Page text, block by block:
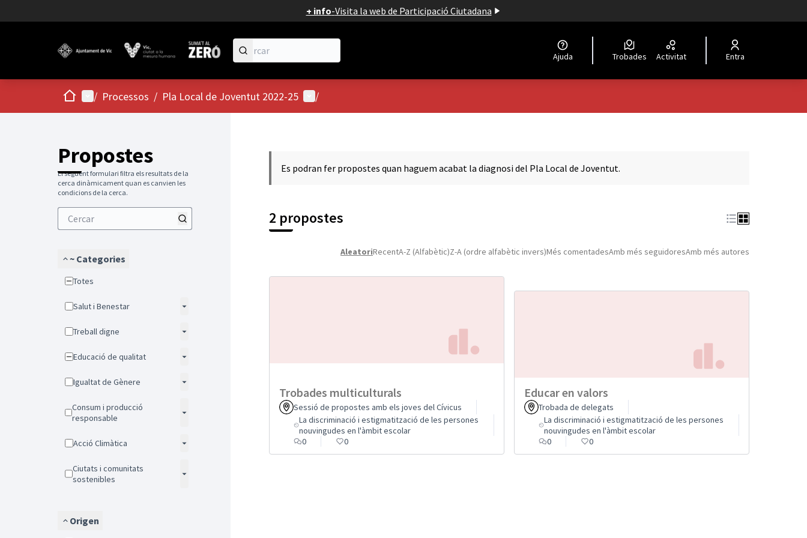
+ info-Visita la web de Participació Ciutadana
Ajuda Trobades Activitat Entra
Inici Menú principal
/ Processos / Pla Local de Joventut 2022-25 Menú d'usuari
/
Propostes
El següent formulari filtra els resultats de la
cerca dinàmicament quan es canvien les
condicions de la cerca.
~ Categories
Totes
Salut i Benestar
Treball digne
Educació de qualitat
Igualtat de Gènere
Consum i producció
responsable
Acció Climàtica
Ciutats i comunitats
sostenibles
Origen
Es podran fer propostes quan haguem acabat la diagnosi del Pla Local de Joventut.
2 propostes
AleatoriRecentA-Z (Alfabètic)Z-A (ordre alfabètic invers)Més comentadesAmb més seguidoresAmb més autores
Trobades multiculturals
Sessió de propostes amb els joves del Cívicus
La discriminació i estigmatització de les persones
nouvingudes en l'àmbit escolar
0
0
Educar en valors
Trobada de delegats
La discriminació i estigmatització de les persones
nouvingudes en l'àmbit escolar
0
0